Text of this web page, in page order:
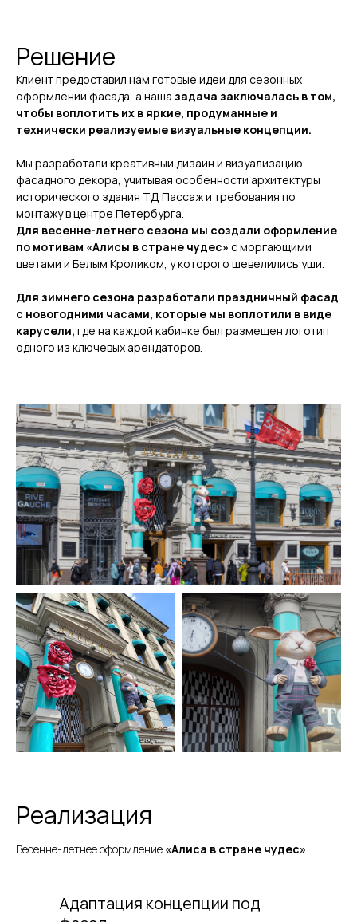
Решение
Клиент предоставил нам готовые идеи для сезонных
оформлений фасада, а наша задача заключалась в том,
чтобы воплотить их в яркие, продуманные и
технически реализуемые визуальные концепции.
Мы разработали креативный дизайн и визуализацию
фасадного декора, учитывая особенности архитектуры
исторического здания ТД Пассаж и требования по
монтажу в центре Петербурга.
Для весенне-летнего сезона мы создали оформление
по мотивам «Алисы в стране чудес» с моргающими
цветами и Белым Кроликом, у которого шевелились уши.
Для зимнего сезона разработали праздничный фасад
с новогодними часами, которые мы воплотили в виде
карусели, где на каждой кабинке был размещен логотип
одного из ключевых арендаторов.
Реализация
Весенне-летнее оформление «Алиса в стране чудес»
Адаптация концепции под